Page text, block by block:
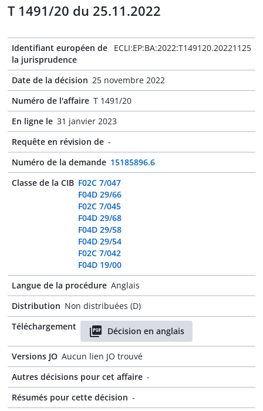
T 1491/20 du 25.11.2022
Identifiant européen de
la jurisprudence
ECLI:EP:BA:2022:T149120.20221125
Date de la décision 25 novembre 2022
Numéro de l'affaire T 1491/20
En ligne le 31 janvier 2023
Requête en révision de -
Numéro de la demande 15185896.6
Classe de la CIB F02C 7/047
F04D 29/66
F02C 7/045
F04D 29/68
F04D 29/58
F04D 29/54
F02C 7/042
F04D 19/00
Langue de la procédure Anglais
Distribution Non distribuées (D)
Téléchargement
Décision en anglais
Versions JO Aucun lien JO trouvé
Autres décisions pour cet affaire -
Résumés pour cette décision -